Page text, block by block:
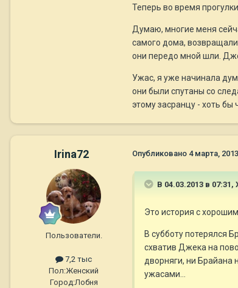
Теперь во время
Думаю, многие меня
самого дома,
они передо мной шли.
Ужас, я уже начинала
они были спутаны со
этому засранцу - хоть бы
Irina72
Пользователи.
7,2 тыс
Пол:Женский
Город:Лобня
Опубликовано 4 марта, 2013
В 04.03.2013 в 07:31,
Это история с
В субботу потерялся
схватив Джека на
дворняги, ни Брайана
ужасами...